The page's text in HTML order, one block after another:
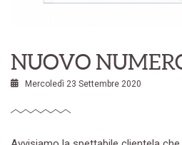
NUOVO
Mercoledì 23 Settembre 2020